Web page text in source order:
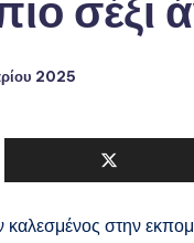
2025
καλεσμένος στην